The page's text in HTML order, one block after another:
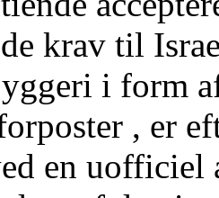
krav til
i form
, er
en uofficiel